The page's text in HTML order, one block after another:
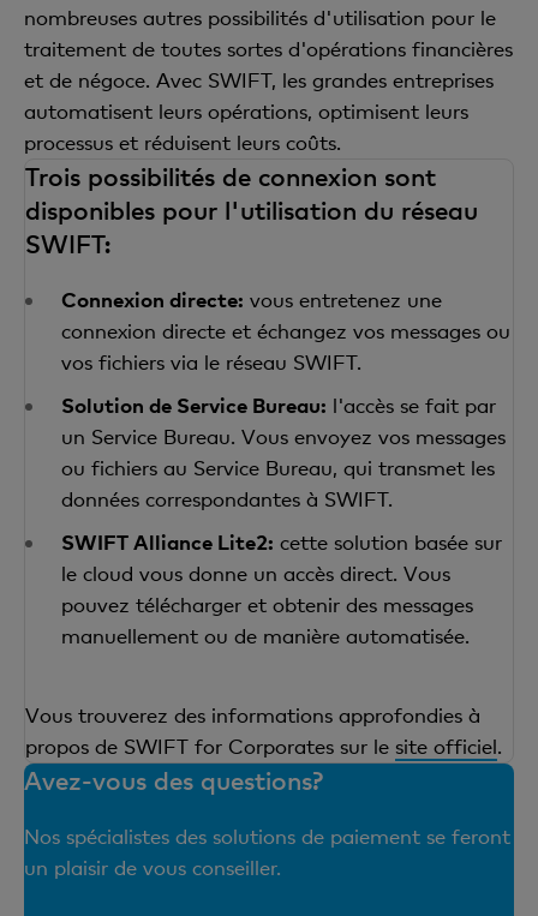
nombreuses autres possibilités d'utilisation pour le
traitement de toutes sortes d'opérations financières
et de négoce. Avec SWIFT, les grandes entreprises
automatisent leurs opérations, optimisent leurs
processus et réduisent leurs coûts.
Trois possibilités de connexion sont
disponibles pour l'utilisation du réseau
SWIFT:
Connexion directe: vous entretenez une
connexion directe et échangez vos messages ou
vos fichiers via le réseau SWIFT.
Solution de Service Bureau: l'accès se fait par
un Service Bureau. Vous envoyez vos messages
ou fichiers au Service Bureau, qui transmet les
données correspondantes à SWIFT.
SWIFT Alliance Lite2: cette solution basée sur
le cloud vous donne un accès direct. Vous
pouvez télécharger et obtenir des messages
manuellement ou de manière automatisée.
Vous trouverez des informations approfondies à
propos de SWIFT for Corporates sur le site officiel.
Avez-vous des questions?
Nos spécialistes des solutions de paiement se feront
un plaisir de vous conseiller.